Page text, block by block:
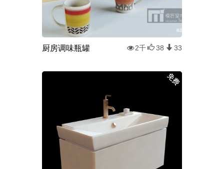
厨房调味瓶罐 2千 38 33